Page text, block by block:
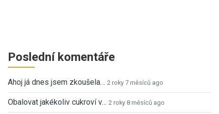
Poslední komentáře
Ahoj já dnes jsem zkoušela… 2 roky 7 měsíců ago
Obalovat jakékoliv cukroví v… 2 roky 8 měsíců ago